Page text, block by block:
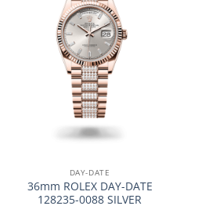
DAY-DATE
36mm ROLEX DAY-DATE
128235-0088 SILVER